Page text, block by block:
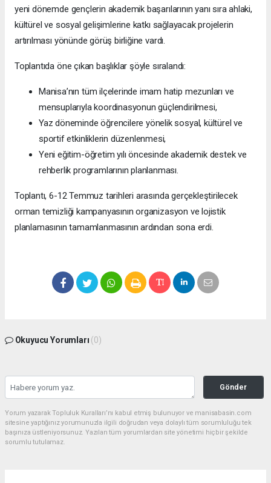
yeni dönemde gençlerin akademik başarılarının yanı sıra ahlaki,
kültürel ve sosyal gelişimlerine katkı sağlayacak projelerin
artırılması yönünde görüş birliğine vardı.
Toplantıda öne çıkan başlıklar şöyle sıralandı:
Manisa’nın tüm ilçelerinde imam hatip mezunları ve
mensuplarıyla koordinasyonun güçlendirilmesi,
Yaz döneminde öğrencilere yönelik sosyal, kültürel ve
sportif etkinliklerin düzenlenmesi,
Yeni eğitim-öğretim yılı öncesinde akademik destek ve
rehberlik programlarının planlanması.
Toplantı, 6-12 Temmuz tarihleri arasında gerçekleştirilecek
orman temizliği kampanyasının organizasyon ve lojistik
planlamasının tamamlanmasının ardından sona erdi.
Okuyucu Yorumları (0)
Gönder
Yorum yazarak Topluluk Kuralları’nı kabul etmiş bulunuyor ve manisabasin.com
sitesine yaptığınız yorumunuzla ilgili doğrudan veya dolaylı tüm sorumluluğu tek
başınıza üstleniyorsunuz. Yazılan tüm yorumlardan site yönetimi hiçbir şekilde
sorumlu tutulamaz.